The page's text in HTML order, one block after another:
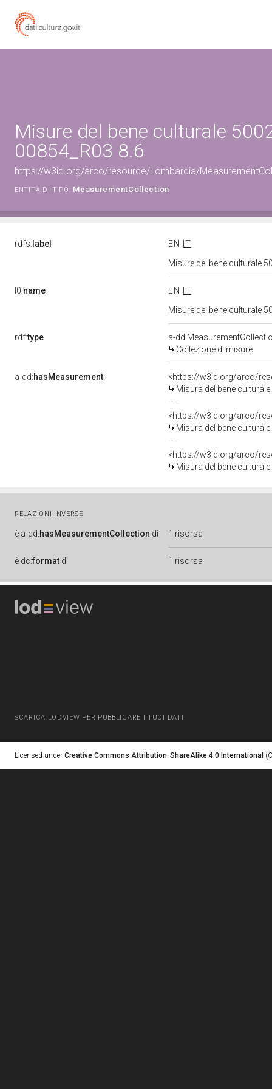
Misure del bene culturale
00854_R03 8.6
https://w3id.org/arco/resource/Lombardia/
ENTITÀ DI TIPO: MeasurementCollection
rdfs: label EN
IT
Misure del bene culturale
l0:name EN
IT
Misure del bene culturale
rdf:type
a-
Collezione di misure
a-dd:hasMeasurement
<https://w3id.org/arco/
Misura del bene
<https://w3id.org/arco/
Misura del bene
<https://w3id.org/arco/
Misura del bene
RELAZIONI INVERSE
è a-dd:hasMeasurementCollection di 1 risorsa
è dc:format di 1 risorsa
SCARICA LODVIEW PER PUBBLICARE I TUOI DATI
Licensed under Creative Commons Attribution-ShareAlike 4.0 International